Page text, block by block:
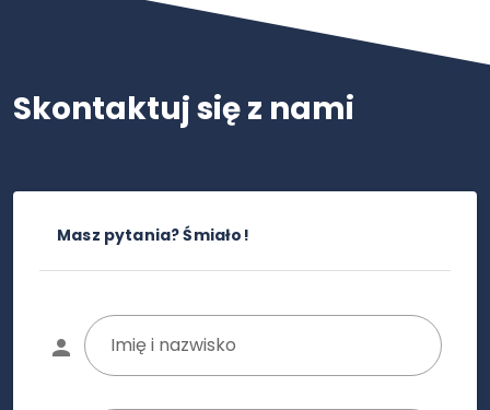
Skontaktuj się z nami
Masz pytania? Śmiało!
Imię i nazwisko